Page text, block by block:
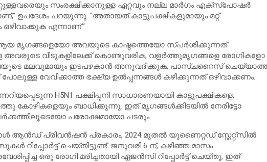
സംരക്ഷിക്കാനുള്ള ഏറ്റവും നല്ല മാർഗം എക്സ്പോഷർ
ഉപദേശം പറയുന്നു. “അതായത് കാട്ടുപക്ഷികളുമായും മറ്റ്
ഒഴിവാക്കുക എന്നാണ്.”
മൃഗങ്ങളെയോ അവയുടെ കാഷ്ഠത്തെയോ സ്പർശിക്കുന്നത്
അവരുടെ വീടുകളിലേക്ക് കൊണ്ടുവരിക, വളർത്തുമൃഗങ്ങളെ രോഗികളോ
മലവുമായും ഇടപഴകാൻ അനുവദിക്കുക, പാസ്ചറൈസ്
വേവിക്കാത്ത ഭക്ഷ്യ ഉൽപ്പന്നങ്ങൾ കഴിക്കുന്നത് ഒഴിവാക്കണം.
H5N1 പക്ഷിപ്പനി സാധാരണയായി കാട്ടുപക്ഷികളെ,
കോഴികളെയും ബാധിക്കുന്നു. ഇത് മൃഗങ്ങൾക്കിടയിൽ നേരിട്ടോ
പരോക്ഷമായോ പടരും.
പ്രിവൻഷൻ പ്രകാരം, 2024 മുതൽ യുണൈറ്റഡ് സ്റ്റേറ്റ്സിൽ
റിപ്പോർട്ട് ചെയ്തിട്ടുണ്ട്. ജനുവരി 6 ന്, കഴിഞ്ഞ മാസം
ഒരു രോഗി മരിച്ചതായി ഏജൻസി റിപ്പോർട്ട് ചെയ്തു, ഇത്